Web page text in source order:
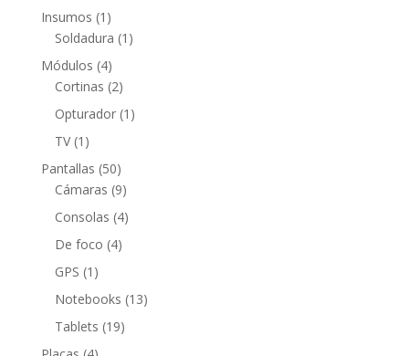
productos
Insumos 1 1
producto
Soldadura 1 1
Módulos 44
productos
Cortinas 22
productos
Opturador 1 1
TV 1 1
producto
Pantallas 5050
productos
Cámaras 99
productos
Consolas 44
De foco 44
GPS 1 1
producto
Notebooks 1313
Tablets 1919